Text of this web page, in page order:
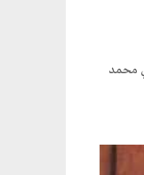
محمد